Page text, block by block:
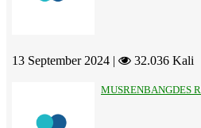
13 September 2024 | 32.036 Kali
MUSRENBANGDES